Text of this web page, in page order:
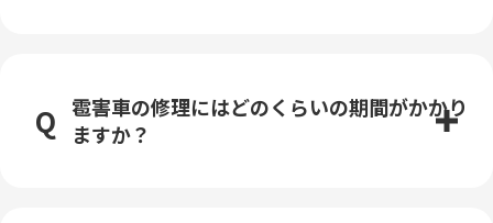
雹害車の修理にはどのくらいの期間がかかり
ますか？